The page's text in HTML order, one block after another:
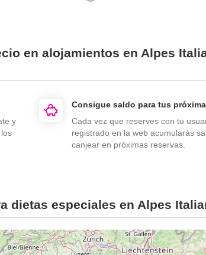
en alojamientos en Alpes
y
Consigue saldo para tus
Cada vez que reserves con tu
registrado en la web acumularás
canjear en próximas reservas.
dietas especiales en Alpes